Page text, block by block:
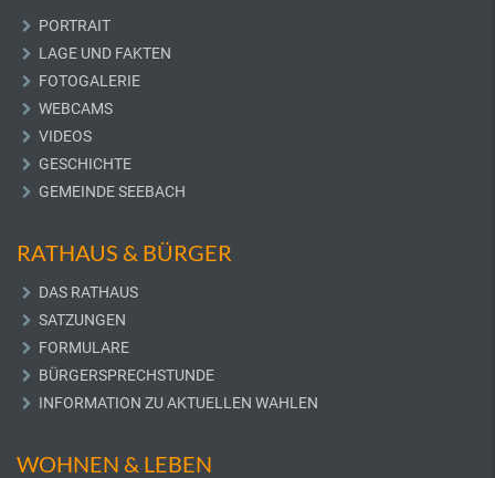
PORTRAIT
LAGE UND FAKTEN
FOTOGALERIE
WEBCAMS
VIDEOS
GESCHICHTE
GEMEINDE SEEBACH
RATHAUS & BÜRGER
DAS RATHAUS
SATZUNGEN
FORMULARE
BÜRGERSPRECHSTUNDE
INFORMATION ZU AKTUELLEN WAHLEN
WOHNEN & LEBEN